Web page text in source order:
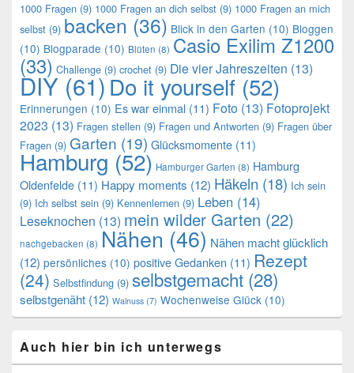
1000 Fragen (9) 1000 Fragen an dich selbst (9) 1000 Fragen an mich
selbst (9) backen (36) Blick in den Garten (10) Bloggen
(10) Blogparade (10) Blüten (8) Casio Exilim Z1200
(33) Challenge (9) crochet (9) Die vier Jahreszeiten (13)
DIY (61)Do it yourself (52)
Erinnerungen (10) Es war einmal (11) Foto (13) Fotoprojekt
2023 (13) Fragen stellen (9) Fragen und Antworten (9) Fragen über
Fragen (9) Garten (19) Glücksmomente (11)
Hamburg (52) Hamburger Garten (8) Hamburg
Oldenfelde (11) Happy moments (12) Häkeln (18) Ich sein
(9) Ich selbst sein (9) Kennenlernen (9) Leben (14)
Leseknochen (13) mein wilder Garten (22)
nachgebacken (8) Nähen (46) Nähen macht glücklich
(12) persönliches (10) positive Gedanken (11) Rezept
(24) Selbstfindung (9) selbstgemacht (28)
selbstgenäht (12) Walnuss (7) Wochenweise Glück (10)
Auch hier bin ich unterwegs